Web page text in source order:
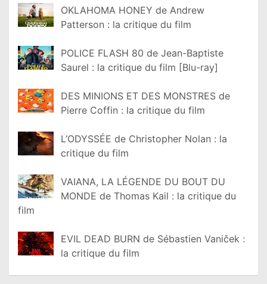
OKLAHOMA HONEY de Andrew
Patterson : la critique du film
POLICE FLASH 80 de Jean-Baptiste
Saurel : la critique du film [Blu-ray]
DES MINIONS ET DES MONSTRES de
Pierre Coffin : la critique du film
L’ODYSSÉE de Christopher Nolan : la
critique du film
VAIANA, LA LÉGENDE DU BOUT DU
MONDE de Thomas Kail : la critique du
film
EVIL DEAD BURN de Sébastien Vaniček :
la critique du film